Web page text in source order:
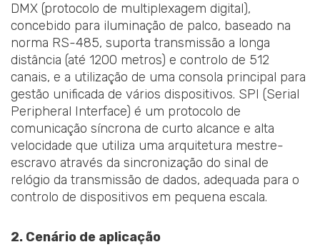
DMX (protocolo de multiplexagem digital),
concebido para iluminação de palco, baseado na
norma RS-485, suporta transmissão a longa
distância (até 1200 metros) e controlo de 512
canais, e a utilização de uma consola principal para
gestão unificada de vários dispositivos. SPI (Serial
Peripheral Interface) é um protocolo de
comunicação síncrona de curto alcance e alta
velocidade que utiliza uma arquitetura mestre-
escravo através da sincronização do sinal de
relógio da transmissão de dados, adequada para o
controlo de dispositivos em pequena escala.
2. Cenário de aplicação